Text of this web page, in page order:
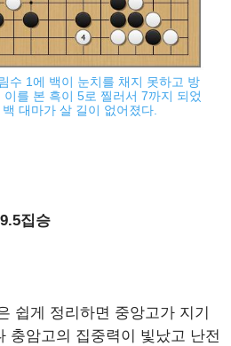
수 1에 백이 눈치를 채지 못하고 방
를 본 흑이 5로 찔러서 7까지 되었
대마가 살 길이 없어졌다.
집승
쉽게 정리하면 중앙고가 지기
충암고의 집중력이 빛났고 난전